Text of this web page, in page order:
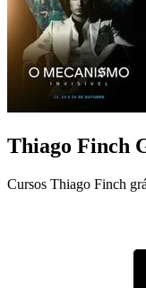
Thiago Finch
Cursos Thiago Finch